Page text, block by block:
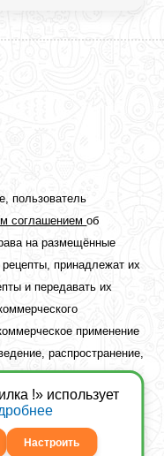
пользователь
соглашениемоб
на размещённые
принадлежат их
и передавать их
применение
распространение,
при наличии
правообладателя.
Вилка
!» использует
Настроить